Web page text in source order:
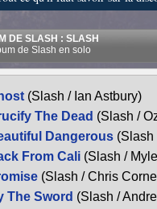
DE SLASH : SLASH
de Slash en solo
(Slash / Ian Astbury)
The Dead (Slash /
Dangerous (Slash
From Cali (Slash /
(Slash / Chris
The Sword (Slash /